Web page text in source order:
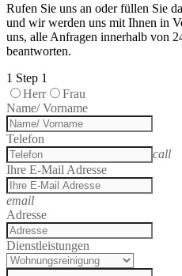
Rufen Sie uns an oder füllen Sie
und wir werden uns mit Ihnen in
uns, alle Anfragen innerhalb von
beantworten.
1 Step 1
Herr
Frau
Name/ Vorname
Telefon
call
Ihre E-Mail Adresse
email
Adresse
Dienstleistungen